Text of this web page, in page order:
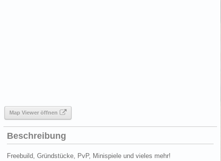
Map Viewer öffnen
Beschreibung
Freebuild, Gründstücke, PvP, Minispiele und vieles mehr!